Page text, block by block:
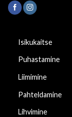
Isikukaitse
Puhastamine
Liimimine
Pahteldamine
Lihvimine